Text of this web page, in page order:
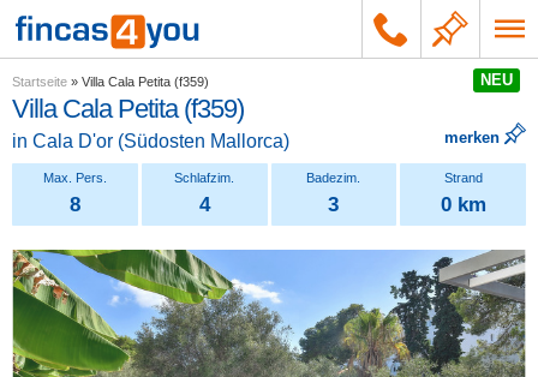
Startseite » Villa Cala Petita (f359)
Villa Cala Petita (f359)
in Cala D'or (Südosten Mallorca)
NEU
merken
8 4 3 0 km